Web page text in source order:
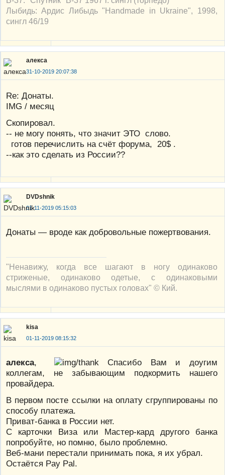
Лыбидь: Ардис Либыдь "Handmade in Ukraine", 1998,
сингл 46/19
алекса
31-10-2019 20:07:38
Re: Донаты.
IMG / месяц
Скопировал.
-- не могу понять, что значит ЭТО слово.
готов перечислить на счёт форума, 20$ .
--как это сделать из России??
DVDshnik
01-11-2019 05:15:03
Донаты — вроде как добровольные пожертвования.
"Ненавижу, когда все шагают в ногу одинаково
стриженые, одинаково одетые, с одинаковыми
мыслями в одинаково пустых головах" © Кий.
kisa
01-11-2019 08:15:32
алекса,
Спасибо Вам и доугим
коллегам, не забывающим подкормить нашего
провайдера.
В первом посте ссылки на оплату сгруппированы по
способу платежа.
Приват-банка в России нет.
С карточки Виза или Мастер-кард другого банка
попробуйте, но помню, было проблемно.
Веб-мани перестали принимать пока, я их убрал.
Остаётся Pay Pal.